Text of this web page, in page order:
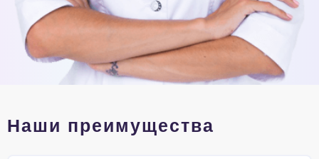
Наши преимущества